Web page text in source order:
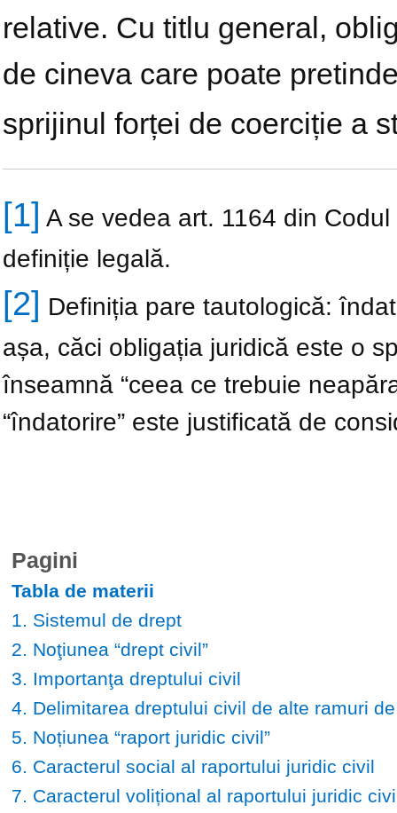
relative. Cu titlu general,
de cineva care poate
sprijinul forței de coerciție a
[1] A se vedea art. 1164 din
definiție legală.
[2] Definiția pare tautologică:
așa, căci obligația juridică este o
înseamnă “ceea ce trebuie
“îndatorire” este justificată de
Pagini
Tabla de materii
1. Sistemul de drept
2. Noţiunea “drept civil”
3. Importanţa dreptului civil
4. Delimitarea dreptului civil de alte ramuri
5. Noțiunea “raport juridic civil”
6. Caracterul social al raportului juridic civil
7. Caracterul volițional al raportului juridic